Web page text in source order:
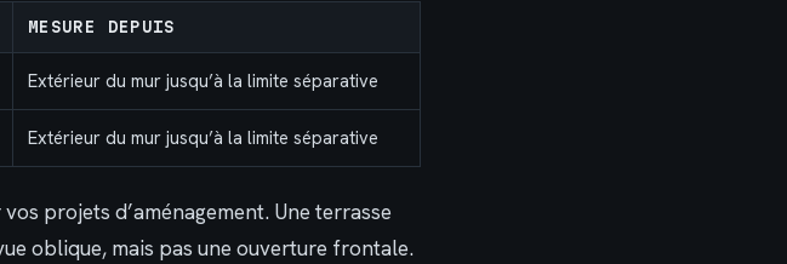
MESURE DEPUIS
Extérieur du mur jusqu’à la limite séparative
Extérieur du mur jusqu’à la limite séparative
projets d’aménagement. Une terrasse
oblique, mais pas une ouverture frontale.